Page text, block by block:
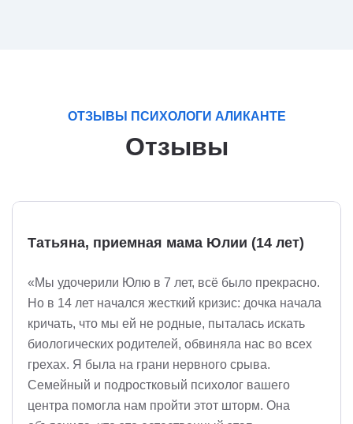
ОТЗЫВЫ ПСИХОЛОГИ АЛИКАНТЕ
Отзывы
Татьяна, приемная мама Юлии (14 лет)
«Мы удочерили Юлю в 7 лет, всё было прекрасно.
Но в 14 лет начался жесткий кризис: дочка начала
кричать, что мы ей не родные, пыталась искать
биологических родителей, обвиняла нас во всех
грехах. Я была на грани нервного срыва.
Семейный и подростковый психолог вашего
центра помогла нам пройти этот шторм. Она